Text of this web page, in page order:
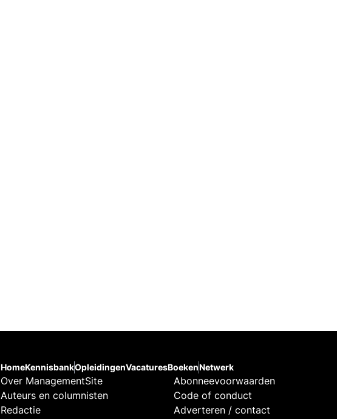
HomeKennisbankOpleidingenVacaturesBoekenNetwerk
Over ManagementSite
Auteurs en columnisten
Redactie
Abonneevoorwaarden
Code of conduct
Adverteren / contact